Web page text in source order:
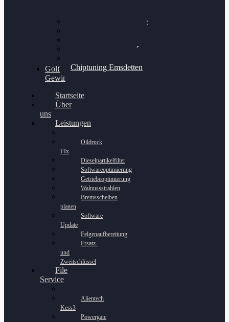
Bilgenroth Performance
Chiptuning Schüttorf
Chiptuning Emsdetten
Golf
Gewinnspiel
Startseite
Über
uns
Leistungen
Oildruck
FIx
Dieselpartikelfilter
Softwareoptimierung
Getriebeoptimierung
Walnussstrahlen
Bremsscheiben
planen
Software
Update
Felgenaufbereitung
Ersatz-
und
Zweitschlüssel
File
Service
Alientech
Kess3
Powergate